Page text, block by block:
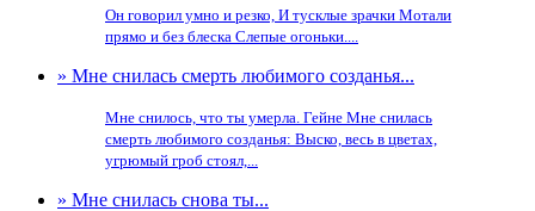
Он говорил умно и резко, И тусклые зрачки Мотали
прямо и без блеска Слепые огоньки....
» Мне снилась смерть любимого созданья...
Мне снилось, что ты умерла. Гейне Мне снилась
смерть любимого созданья: Выско, весь в цветах,
угрюмый гроб стоял,...
» Мне снилась снова ты...